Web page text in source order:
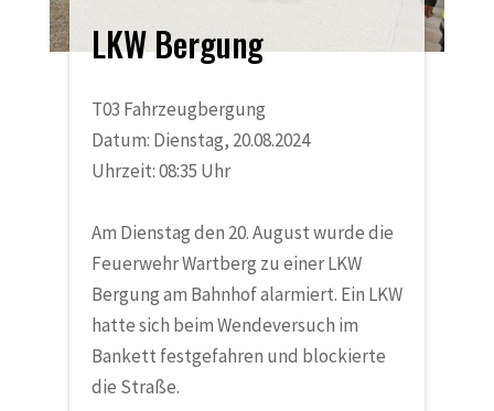
LKW Bergung
T03 Fahrzeugbergung
Datum: Dienstag, 20.08.2024
Uhrzeit: 08:35 Uhr
Am Dienstag den 20. August wurde die
Feuerwehr Wartberg zu einer LKW
Bergung am Bahnhof alarmiert. Ein LKW
hatte sich beim Wendeversuch im
Bankett festgefahren und blockierte
die Straße.